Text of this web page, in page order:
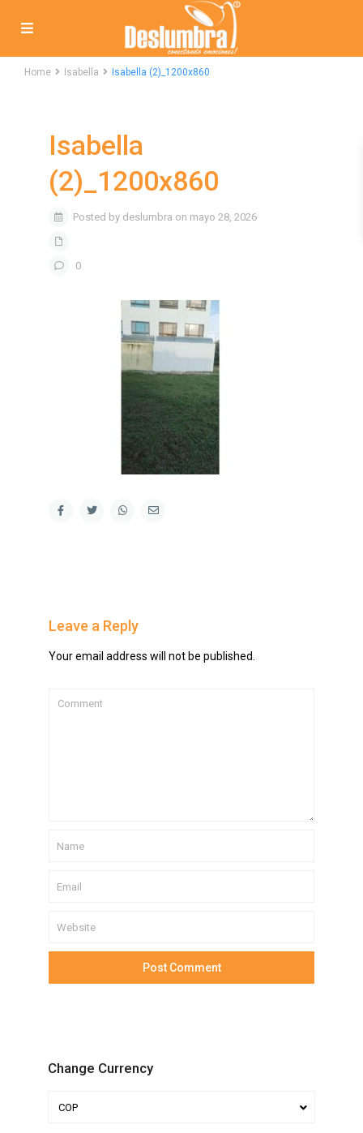
Home Isabella Isabella (2)_1200x860
Isabella
(2)_1200x860
Posted by deslumbra on mayo 28, 2026
0
Leave a Reply
Your email address will not be published.
Change Currency
COP